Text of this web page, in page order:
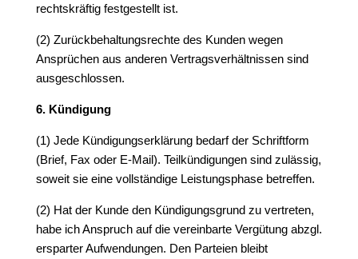
rechtskräftig festgestellt ist.
(2) Zurückbehaltungsrechte des Kunden wegen
Ansprüchen aus anderen Vertragsverhältnissen sind
ausgeschlossen.
6. Kündigung
(1) Jede Kündigungserklärung bedarf der Schriftform
(Brief, Fax oder E-Mail). Teilkündigungen sind zulässig,
soweit sie eine vollständige Leistungsphase betreffen.
(2) Hat der Kunde den Kündigungsgrund zu vertreten,
habe ich Anspruch auf die vereinbarte Vergütung abzgl.
ersparter Aufwendungen. Den Parteien bleibt